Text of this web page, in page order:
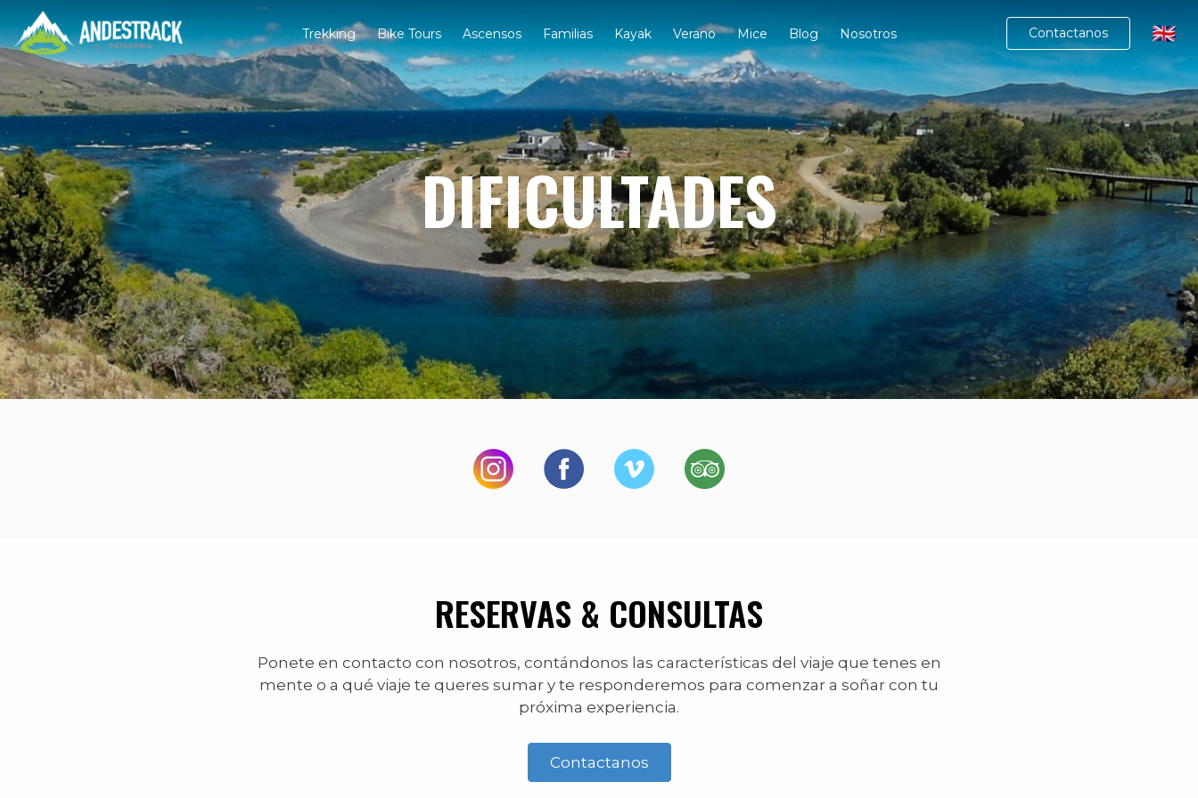
Trekking Bike Tours Ascensos Familias Kayak Verano Mice Blog Nosotros Contactanos 🇬🇧
DIFICULTADES
RESERVAS & CONSULTAS
Ponete en contacto con nosotros, contándonos las características del viaje que tenes en
mente o a qué viaje te queres sumar y te responderemos para comenzar a soñar con tu
próxima experiencia.
Contactanos